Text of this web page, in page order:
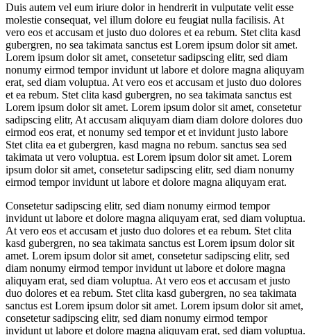
Duis autem vel eum iriure dolor in hendrerit in vulputate velit esse
molestie consequat, vel illum dolore eu feugiat nulla facilisis. At
vero eos et accusam et justo duo dolores et ea rebum. Stet clita kasd
gubergren, no sea takimata sanctus est Lorem ipsum dolor sit amet.
Lorem ipsum dolor sit amet, consetetur sadipscing elitr, sed diam
nonumy eirmod tempor invidunt ut labore et dolore magna aliquyam
erat, sed diam voluptua. At vero eos et accusam et justo duo dolores
et ea rebum. Stet clita kasd gubergren, no sea takimata sanctus est
Lorem ipsum dolor sit amet. Lorem ipsum dolor sit amet, consetetur
sadipscing elitr, At accusam aliquyam diam diam dolore dolores duo
eirmod eos erat, et nonumy sed tempor et et invidunt justo labore
Stet clita ea et gubergren, kasd magna no rebum. sanctus sea sed
takimata ut vero voluptua. est Lorem ipsum dolor sit amet. Lorem
ipsum dolor sit amet, consetetur sadipscing elitr, sed diam nonumy
eirmod tempor invidunt ut labore et dolore magna aliquyam erat.
Consetetur sadipscing elitr, sed diam nonumy eirmod tempor
invidunt ut labore et dolore magna aliquyam erat, sed diam voluptua.
At vero eos et accusam et justo duo dolores et ea rebum. Stet clita
kasd gubergren, no sea takimata sanctus est Lorem ipsum dolor sit
amet. Lorem ipsum dolor sit amet, consetetur sadipscing elitr, sed
diam nonumy eirmod tempor invidunt ut labore et dolore magna
aliquyam erat, sed diam voluptua. At vero eos et accusam et justo
duo dolores et ea rebum. Stet clita kasd gubergren, no sea takimata
sanctus est Lorem ipsum dolor sit amet. Lorem ipsum dolor sit amet,
consetetur sadipscing elitr, sed diam nonumy eirmod tempor
invidunt ut labore et dolore magna aliquyam erat, sed diam voluptua.